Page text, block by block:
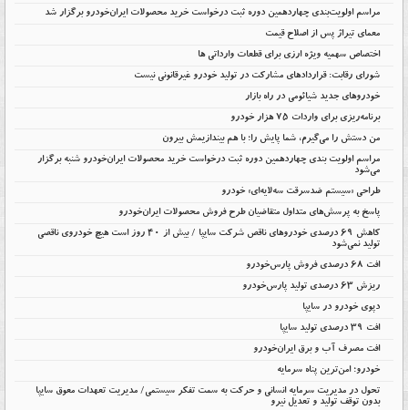
مراسم اولویت‌بندی چهاردهمین دوره ثبت درخواست خرید محصولات ایران‌خودرو برگزار شد
معمای تیراژ پس از اصلاح قیمت
اختصاص سهمیه ویژه ارزی برای قطعات وارداتی ها
شورای رقابت: قراردادهای مشارکت در تولید خودرو غیرقانونی نیست
خودروهای جدید شیائومی در راه بازار
برنامه‌ریزی برای واردات ۷۵ هزار خودرو
من دستش را می‌گیرم، شما پایش را؛ با هم بیندازیمش بیرون
مراسم اولویت بندی چهاردهمین دوره ثبت درخواست خرید محصولات ایران‌خودرو شنبه برگزار
می‌شود
طراحی «سیستم ضدسرقت سه‌لایه‌ای» خودرو
پاسخ به پرسش‌های متداول متقاضیان طرح فروش محصولات ایران‌خودرو
کاهش ۶۹ درصدی خودروهای ناقص شرکت سایپا / بیش از ۴۰ روز است هیچ خودروی ناقصی
تولید نمی‌شود
افت 68 درصدی فروش پارس‌خودرو
ریزش 63 درصدی تولید پارس‌خودرو
دپوی خودرو در سایپا
افت ۳۹ درصدی تولید سایپا
افت مصرف آب و برق ایران‌خودرو
خودرو؛ امن‌ترین پناه سرمایه
تحول در مدیریت سرمایه انسانی و حرکت به سمت تفکر سیستمی/ مدیریت تعهدات معوق سایپا
بدون توقف تولید و تعدیل نیرو